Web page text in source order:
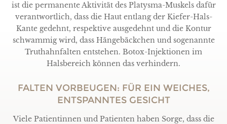
ist die permanente Aktivität des Platysma-Muskels dafür
verantwortlich, dass die Haut entlang der Kiefer-Hals-
Kante gedehnt, respektive ausgedehnt und die Kontur
schwammig wird, dass Hängebäckchen und sogenannte
Truthahnfalten entstehen. Botox-Injektionen im
Halsbereich können das verhindern.
FALTEN VORBEUGEN: FÜR EIN WEICHES,
ENTSPANNTES GESICHT
Viele Patientinnen und Patienten haben Sorge, dass die